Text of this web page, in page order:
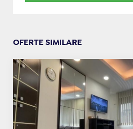
OFERTE SIMILARE